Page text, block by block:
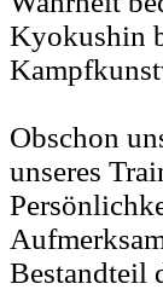
Kyokushin
Obschon
unseres
Bestandteil